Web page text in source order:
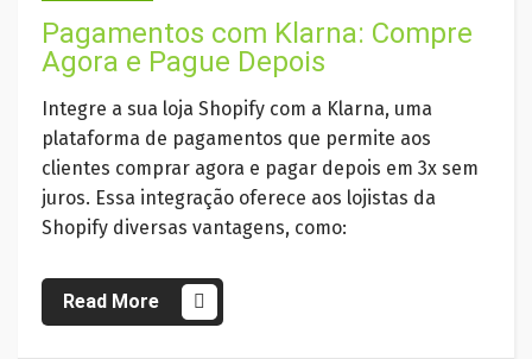
Pagamentos com Klarna: Compre
Agora e Pague Depois
Integre a sua loja Shopify com a Klarna, uma
plataforma de pagamentos que permite aos
clientes comprar agora e pagar depois em 3x sem
juros. Essa integração oferece aos lojistas da
Shopify diversas vantagens, como:
Read More